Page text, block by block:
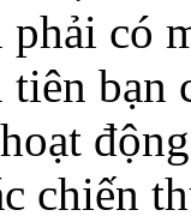
phải có
bạn
chiến